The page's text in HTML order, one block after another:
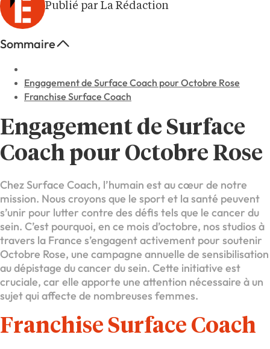
Publié par La Rédaction
Sommaire
Engagement de Surface Coach pour Octobre Rose
Franchise Surface Coach
Engagement de Surface
Coach pour Octobre Rose
Chez Surface Coach, l’humain est au cœur de notre
mission. Nous croyons que le sport et la santé peuvent
s’unir pour lutter contre des défis tels que le cancer du
sein. C’est pourquoi, en ce mois d’octobre, nos studios à
travers la France s’engagent activement pour soutenir
Octobre Rose, une campagne annuelle de sensibilisation
au dépistage du cancer du sein. Cette initiative est
cruciale, car elle apporte une attention nécessaire à un
sujet qui affecte de nombreuses femmes.
Franchise Surface Coach